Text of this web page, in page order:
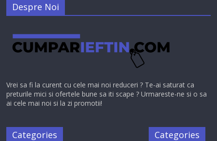
Despre Noi
Vrei sa fi la curent cu cele mai noi reduceri ? Te-ai saturat ca
preturile mici si ofertele bune sa iti scape ? Urmareste-ne si o sa
ai cele mai noi si la zi promotii!
Categories Categories